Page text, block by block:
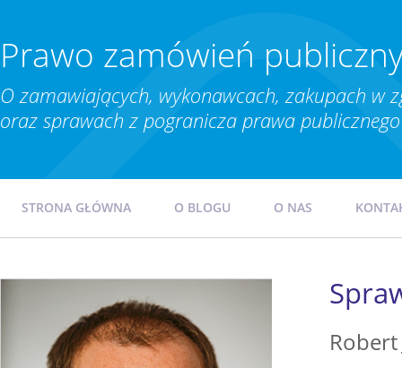
Prawo zamówień
O zamawiających, wykonawcach, zakupach w
oraz sprawach z pogranicza prawa
STRONA GŁÓWNA O BLOGU O NAS
Robert